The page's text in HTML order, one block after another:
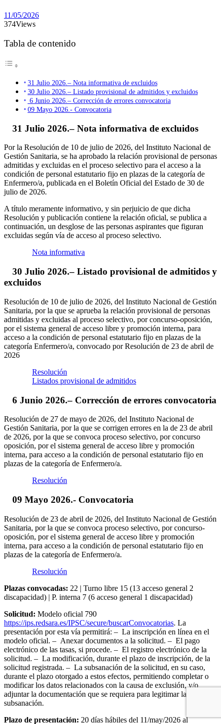
11/05/2026
374Views
Tabla de contenido
31 Julio 2026.– Nota informativa de excluidos
30 Julio 2026.– Listado provisional de admitidos y excluidos
6 Junio 2026.– Corrección de errores convocatoria
09 Mayo 2026.- Convocatoria
31 Julio 2026.– Nota informativa de excluidos
Por la Resolución de 10 de julio de 2026, del Instituto Nacional de
Gestión Sanitaria, se ha aprobado la relación provisional de personas
admitidas y excluidas en el proceso selectivo para el acceso a la
condición de personal estatutario fijo en plazas de la categoría de
Enfermero/a, publicada en el Boletín Oficial del Estado de 30 de
julio de 2026.
A título meramente informativo, y sin perjuicio de que dicha
Resolución y publicación contiene la relación oficial, se publica a
continuación, un desglose de las personas aspirantes que figuran
excluidas según vía de acceso al proceso selectivo.
Nota informativa
30 Julio 2026.– Listado provisional de admitidos y
excluidos
Resolución de 10 de julio de 2026, del Instituto Nacional de Gestión
Sanitaria, por la que se aprueba la relación provisional de personas
admitidas y excluidas al proceso selectivo, por concurso-oposición,
por el sistema general de acceso libre y promoción interna, para
acceso a la condición de personal estatutario fijo en plazas de la
categoría Enfermero/a, convocado por Resolución de 23 de abril de
2026
Resolución
Listados provisional de admitidos
6 Junio 2026.– Corrección de errores convocatoria
Resolución de 27 de mayo de 2026, del Instituto Nacional de
Gestión Sanitaria, por la que se corrigen errores en la de 23 de abril
de 2026, por la que se convoca proceso selectivo, por concurso
oposición, por el sistema general de acceso libre y promoción
interna, para acceso a la condición de personal estatutario fijo en
plazas de la categoría de Enfermero/a.
Resolución
09 Mayo 2026.- Convocatoria
Resolución de 23 de abril de 2026, del Instituto Nacional de Gestión
Sanitaria, por la que se convoca proceso selectivo, por concurso-
oposición, por el sistema general de acceso libre y promoción
interna, para acceso a la condición de personal estatutario fijo en
plazas de la categoría de Enfermero/a.
Resolución
Plazas convocadas: 22 | Turno libre 15 (13 acceso general 2
discapacidad) | P. interna 7 (6 acceso general 1 discapacidad)
Solicitud: Modelo oficial 790
https://ips.redsara.es/IPSC/secure/buscarConvocatorias. La
presentación por esta vía permitirá: – La inscripción en línea en el
modelo oficial. – Anexar documentos a la solicitud. – El pago
electrónico de las tasas, si procede. – El registro electrónico de la
solicitud. – La modificación, durante el plazo de inscripción, de la
solicitud registrada. – La subsanación de la solicitud, en su caso,
durante el plazo otorgado a estos efectos, permitiendo completar o
modificar los datos relacionados con la causa de exclusión, y/o
adjuntar la documentación que se requiera para legitimar la
subsanación.
Plazo de presentación: 20 días hábiles del 11/may/2026 al